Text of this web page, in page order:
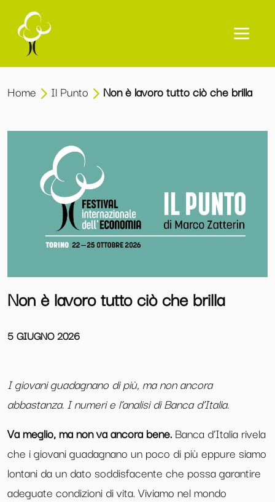
Home Il Punto Non è lavoro tutto ciò che brilla
Non è lavoro tutto ciò che brilla
5 GIUGNO 2026
I giovani guadagnano di più, ma non ancora
abbastanza. I numeri e l’analisi di Banca d’Italia.
Va meglio, ma non va ancora bene. Banca d’Italia rivela
che i giovani guadagnano un poco di più eppure siamo
lontani da un dato soddisfacente che possa garantire
adeguate condizioni di vita. Viviamo nel mondo